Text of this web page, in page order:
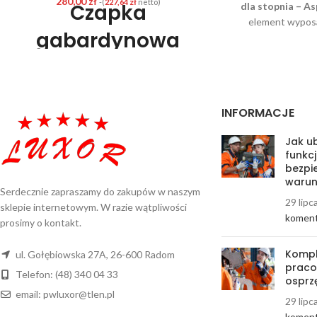
Czapka
gabardynowa
sierżant sztabowy
UWAGA ! Art. 227. Kto, podając się za
funkcjonariusza publicznego albo
innej osoby, wykonuje czynność związaną z
jego funkcją, podlega grzywnie, karze
ograniczenia wolności albo pozbawienia
dla stopnia –
element
jest na czapce
formacji. Otok
materiałów
użytkowanie i
Stopień
Kolor:
Materiał:
Wykończenie:
Serdecznie zapraszamy do zakupów w naszym
sklepie internetowym. W razie wątpliwości
prosimy o kontakt.
ul. Gołębiowska 27A, 26-600 Radom
Telefon: (48) 340 04 33
email: pwluxor@tlen.pl
INFORMACJE
Jak
29
29